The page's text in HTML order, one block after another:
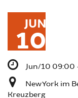
JUN
10
Jun/10 09:00
New York im
Kreuzberg